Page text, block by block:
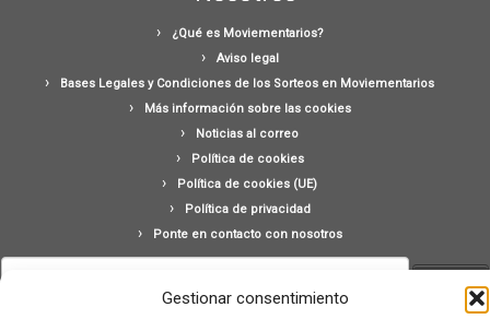
Gestionar consentimiento
¿Qué es Moviementarios?
Aviso legal
Bases Legales y Condiciones de los Sorteos en Moviementarios
Más información sobre las cookies
Noticias al correo
Política de cookies
Política de cookies (UE)
Política de privacidad
Ponte en contacto con nosotros